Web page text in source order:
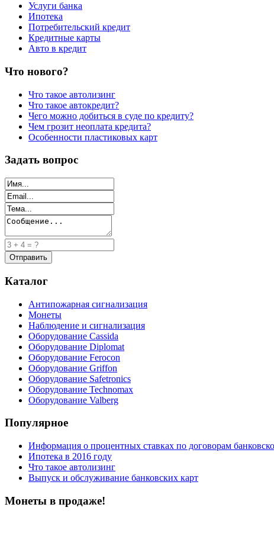
Услуги банка
Ипотека
Потребительский кредит
Кредитные карты
Авто в кредит
Что нового?
Что такое автолизинг
Что такое автокредит?
Чего можно добиться в суде по кредиту?
Чем грозит неоплата кредита?
Особенности пластиковых карт
Задать вопрос
Каталог
Антипожарная сигнализация
Монеты
Наблюдение и сигнализация
Оборудование Cassida
Оборудование Diplomat
Оборудование Ferocon
Оборудование Griffon
Оборудование Safetronics
Оборудование Technomax
Оборудование Valberg
Популярное
Информация о процентных ставках по договорам
Ипотека в 2016 году
Что такое автолизинг
Выпуск и обслуживание банковских карт
Монеты в продаже!